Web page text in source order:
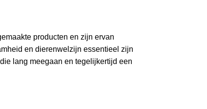
producten en zijn ervan
en dierenwelzijn essentieel zijn
lang meegaan en tegelijkertijd een